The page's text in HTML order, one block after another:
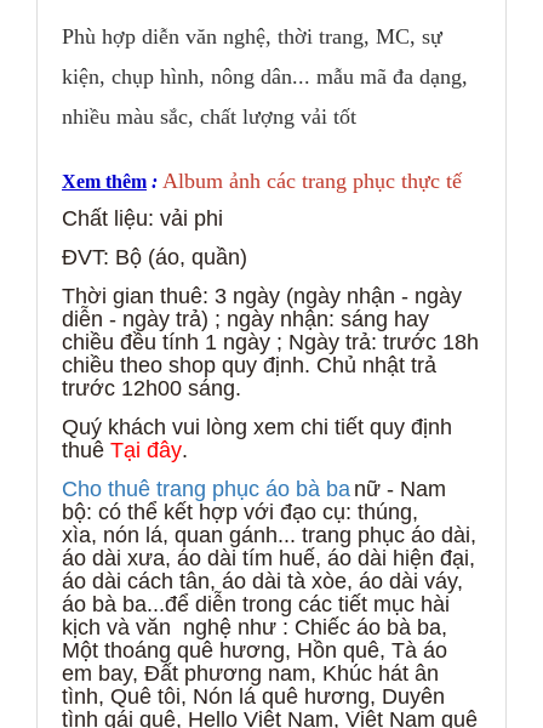
Phù hợp diễn văn nghệ, thời trang, MC, sự
kiện, chụp hình, nông dân... mẫu mã đa dạng,
nhiều màu sắc, chất lượng vải tốt
Xem thêm : Album ảnh các trang phục thực tế
Chất liệu: vải phi
ĐVT: Bộ (áo, quần)
Thời gian thuê: 3 ngày (ngày nhận - ngày
diễn - ngày trả) ; ngày nhận: sáng hay
chiều đều tính 1 ngày ; Ngày trả: trước 18h
chiều theo shop quy định. Chủ nhật trả
trước 12h00 sáng.
Quý khách vui lòng xem chi tiết quy định
thuê Tại đây.
Cho thuê trang phục áo bà ba nữ - Nam
bộ: có thể kết hợp với đạo cụ: thúng,
xìa, nón lá, quan gánh... trang phục áo dài,
áo dài xưa, áo dài tím huế, áo dài hiện đại,
áo dài cách tân, áo dài tà xòe, áo dài váy,
áo bà ba...để diễn trong các tiết mục hài
kịch và văn nghệ như : Chiếc áo bà ba,
Một thoáng quê hương, Hồn quê, Tà áo
em bay, Đất phương nam, Khúc hát ân
tình, Quê tôi, Nón lá quê hương, Duyên
tình gái quê, Hello Việt Nam, Việt Nam quê